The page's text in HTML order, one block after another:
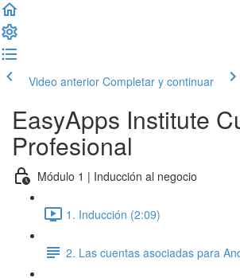
Video anterior Completar y continuar
EasyApps Institute
Profesional
Módulo 1 | Inducción al negocio
1. Inducción (2:09)
2. Las cuentas asociadas para